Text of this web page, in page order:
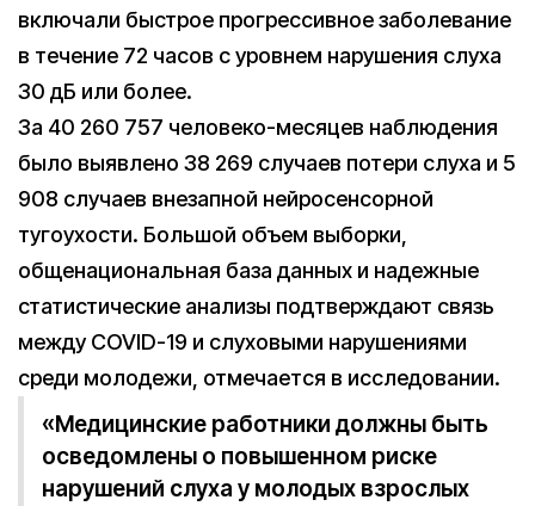
включали быстрое прогрессивное заболевание
в течение 72 часов с уровнем нарушения слуха
30 дБ или более.
За 40 260 757 человеко-месяцев наблюдения
было выявлено 38 269 случаев потери слуха и 5
908 случаев внезапной нейросенсорной
тугоухости. Большой объем выборки,
общенациональная база данных и надежные
статистические анализы подтверждают связь
между COVID-19 и слуховыми нарушениями
среди молодежи, отмечается в исследовании.
«Медицинские работники должны быть
осведомлены о повышенном риске
нарушений слуха у молодых взрослых